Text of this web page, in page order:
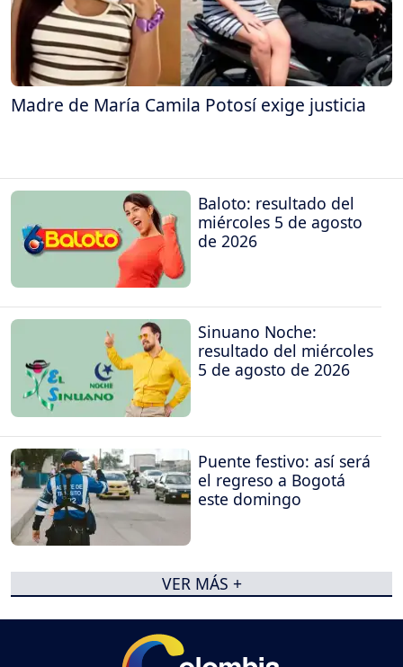
Madre de María Camila Potosí exige justicia
Baloto: resultado del
miércoles 5 de agosto
de 2026
Sinuano Noche:
resultado del miércoles
5 de agosto de 2026
Puente festivo: así será
el regreso a Bogotá
este domingo
VER MÁS +